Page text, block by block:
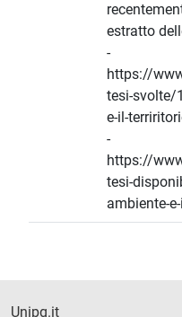
estratto
-
https://
tesi-svolte/
e-il-
-
https://
tesi-
ambiente-
Unipg.it